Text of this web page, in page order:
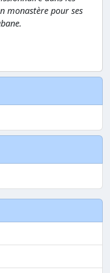
monastère pour ses